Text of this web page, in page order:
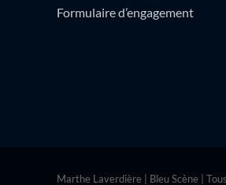
Formulaire d’engagement
Marthe Laverdière | Bleu Scène |